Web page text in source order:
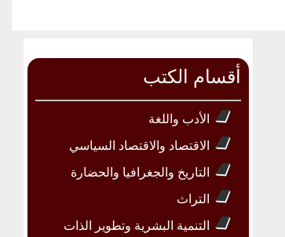
أقسام الكتب
الأدب واللغة
الاقتصاد والاقتصاد السياسي
التاريخ والجغرافيا والحضارة
التراث
التنمية البشرية وتطوير الذات